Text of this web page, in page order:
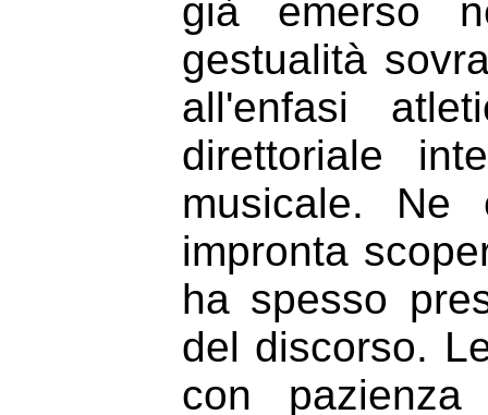
già emerso
gestualità
all'enfasi
direttoriale
musicale. Ne
impronta
ha spesso
del discorso.
con